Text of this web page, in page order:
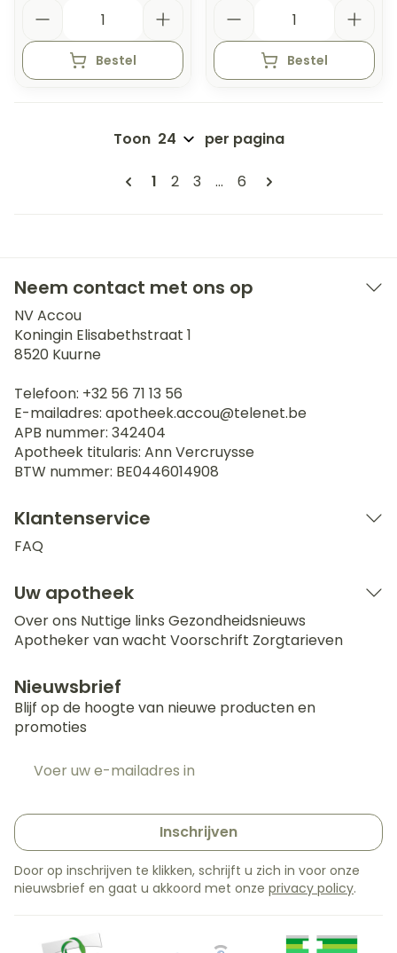
Bestel Bestel
Pagina's
U lees momenteel pagina
1 Pagina
2 Pagina
3 ... Pagina
6
Toon per pagina
Neem contact met ons op
NV Accou
Koningin Elisabethstraat 1
8520 Kuurne
Telefoon: +32 56 71 13 56
E-mailadres: apotheek.accou@telenet.be
APB nummer: 342404
Apotheek titularis: Ann Vercruysse
BTW nummer: BE0446014908
Klantenservice
FAQ
Uw apotheek
Over ons Nuttige links Gezondheidsnieuws
Apotheker van wacht Voorschrift Zorgtarieven
Nieuwsbrief
Blijf op de hoogte van nieuwe producten en
promoties
Inschrijven
Door op inschrijven te klikken, schrijft u zich in voor onze
nieuwsbrief en gaat u akkoord met onze privacy policy.